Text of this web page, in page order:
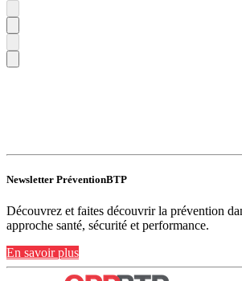
Newsletter PréventionBTP
Découvrez et faites découvrir la prévention
approche santé, sécurité et performance.
En savoir plus